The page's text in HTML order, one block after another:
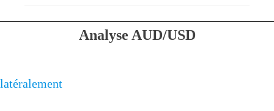
Analyse AUD/USD
latéralement